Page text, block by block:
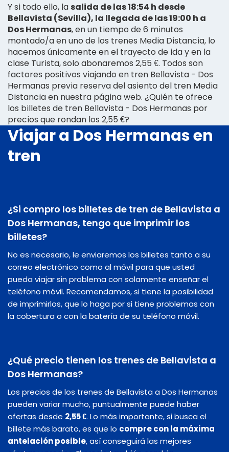
Y si todo ello, lasalida de las 18:54 h desde
Bellavista (Sevilla), la llegada de las 19:00 h a
Dos Hermanas, en un tiempo de 6 minutos
montado/a en uno de los trenes Media Distancia, lo
hacemos únicamente en el trayecto de ida y en la
clase Turista, solo abonaremos 2,55 €. Todos son
factores positivos viajando en tren Bellavista - Dos
Hermanas previa reserva del asiento del tren Media
Distancia en nuestra página web. ¿Quién te ofrece
los billetes de tren Bellavista - Dos Hermanas por
precios que rondan los 2,55 €?
Viajar a Dos Hermanas en
tren
¿Si compro los billetes de tren de Bellavista a
Dos Hermanas, tengo que imprimir los
billetes?
No es necesario, le enviaremos los billetes tanto a su
correo electrónico como al móvil para que usted
pueda viajar sin problema con solamente enseñar el
teléfono móvil. Recomendamos, si tiene la posibilidad
de imprimirlos, que lo haga por si tiene problemas con
la cobertura o con la batería de su teléfono móvil.
¿Qué precio tienen los trenes de Bellavista a
Dos Hermanas?
Los precios de los trenes de Bellavista a Dos Hermanas
pueden variar mucho, puntualmente puede haber
ofertas desde 2,55 €. Lo más importante, si busca el
billete más barato, es que lo compre con la máxima
antelación posible, así conseguirá las mejores